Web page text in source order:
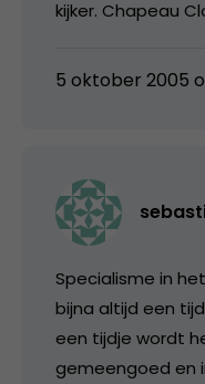
kijker. Chapeau
5 oktober 2005
Specialisme in
bijna altijd een
een tijdje wordt
gemeengoed en